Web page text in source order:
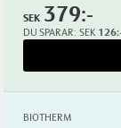
SEK 379:-
DU SPARAR: SEK
BIOTHERM